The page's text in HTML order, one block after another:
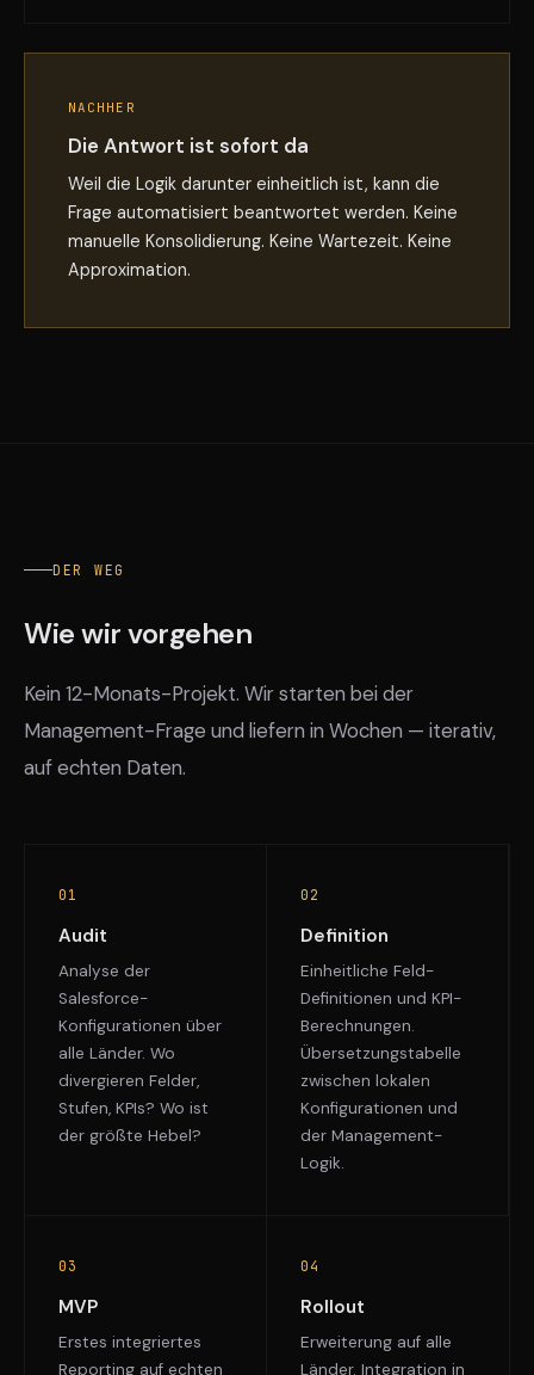
NACHHER
Die Antwort ist sofort da
Weil die Logik darunter einheitlich ist, kann die
Frage automatisiert beantwortet werden. Keine
manuelle Konsolidierung. Keine Wartezeit. Keine
Approximation.
DER WEG
Wie wir vorgehen
Kein 12-Monats-Projekt. Wir starten bei der
Management-Frage und liefern in Wochen — iterativ,
auf echten Daten.
01
Audit
Analyse der
Salesforce-
Konfigurationen über
alle Länder. Wo
divergieren Felder,
Stufen, KPIs? Wo ist
der größte Hebel?
02
Definition
Einheitliche Feld-
Definitionen und KPI-
Berechnungen.
Übersetzungstabelle
zwischen lokalen
Konfigurationen und
der Management-
Logik.
03
MVP
Erstes integriertes
Reporting auf echten
04
Rollout
Erweiterung auf alle
Länder. Integration in